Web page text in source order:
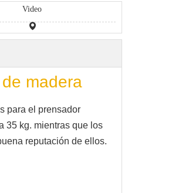
Video
madera
para el prensador
35 kg. mientras que los
reputación de ellos.